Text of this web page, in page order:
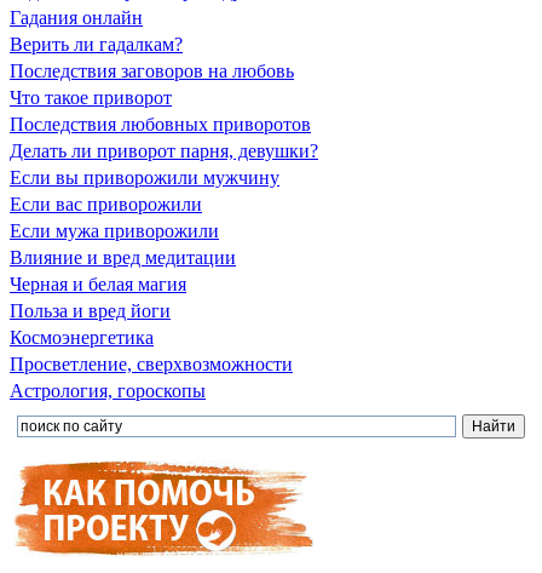
Гадания онлайн
Верить ли гадалкам?
Последствия заговоров на любовь
Что такое приворот
Последствия любовных приворотов
Делать ли приворот парня, девушки?
Если вы приворожили мужчину
Если вас приворожили
Если мужа приворожили
Влияние и вред медитации
Черная и белая магия
Польза и вред йоги
Космоэнергетика
Просветление, сверхвозможности
Астрология, гороскопы